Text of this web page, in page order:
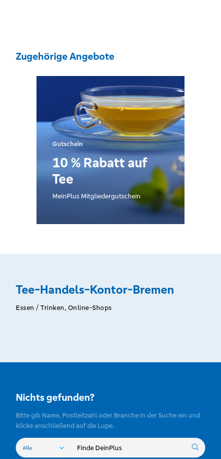
Zugehörige Angebote
Gutschein
10 % Rabatt auf
Tee
MeinPlus Mitgliedergutschein
Tee-Handels-Kontor-Bremen
Essen / Trinken, Online-Shops
Nichts gefunden?
Bitte gib Name, Postleitzahl oder Branche in der Suche ein und
klicke anschließend auf die Lupe.